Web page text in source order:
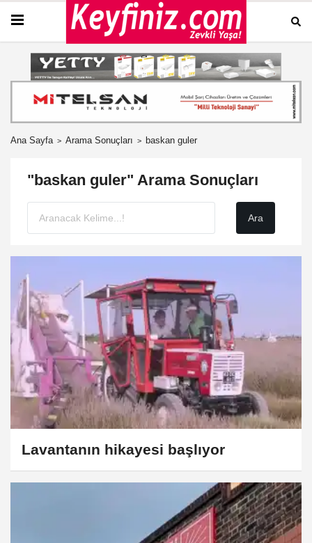
Ana Sayfa Arama Sonuçları baskan guler
"baskan guler" Arama Sonuçları
Lavantanın hikayesi başlıyor